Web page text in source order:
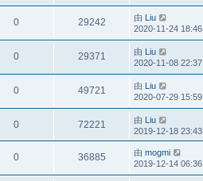
0 29242 由 Liu
2020-11-24 18:46
0 29371 由 Liu
2020-11-08 22:37
0 49721 由 Liu
2020-07-29 15:59
0 72221 由 Liu
2019-12-18 23:43
0 36885 由 mogmi
2019-12-14 06:36